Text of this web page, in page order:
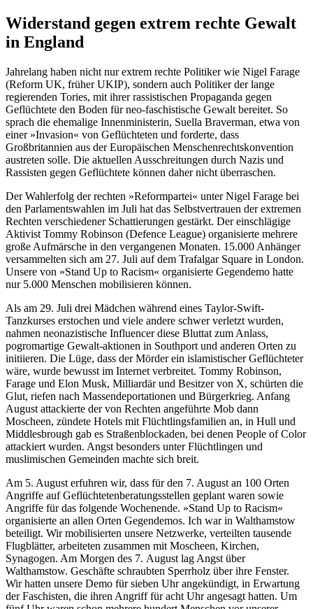
Widerstand gegen extrem rechte Gewalt
in England
Jahrelang haben nicht nur extrem rechte Politiker wie Nigel Farage
(Reform UK, früher UKIP), sondern auch Politiker der lange
regierenden Tories, mit ihrer rassistischen Propaganda gegen
Geflüchtete den Boden für neo-faschistische Gewalt bereitet. So
sprach die ehemalige Innenministerin, Suella Braverman, etwa von
einer »Invasion« von Geflüchteten und forderte, dass
Großbritannien aus der Europäischen Menschenrechtskonvention
austreten solle. Die aktuellen Ausschreitungen durch Nazis und
Rassisten gegen Geflüchtete können daher nicht überraschen.
Der Wahlerfolg der rechten »Reformpartei« unter Nigel Farage bei
den Parlamentswahlen im Juli hat das Selbstvertrauen der extremen
Rechten verschiedener Schattierungen gestärkt. Der einschlägige
Aktivist Tommy Robinson (Defence League) organisierte mehrere
große Aufmärsche in den vergangenen Monaten. 15.000 Anhänger
versammelten sich am 27. Juli auf dem Trafalgar Square in London.
Unsere von »Stand Up to Racism« organisierte Gegendemo hatte
nur 5.000 Menschen mobilisieren können.
Als am 29. Juli drei Mädchen während eines Taylor-Swift-
Tanzkurses erstochen und viele andere schwer verletzt wurden,
nahmen neonazistische Influencer diese Bluttat zum Anlass,
pogromartige Gewalt-aktionen in Southport und anderen Orten zu
initiieren. Die Lüge, dass der Mörder ein islamistischer Geflüchteter
wäre, wurde bewusst im Internet verbreitet. Tommy Robinson,
Farage und Elon Musk, Milliardär und Besitzer von X, schürten die
Glut, riefen nach Massendeportationen und Bürgerkrieg. Anfang
August attackierte der von Rechten angeführte Mob dann
Moscheen, zündete Hotels mit Flüchtlingsfamilien an, in Hull und
Middlesbrough gab es Straßenblockaden, bei denen People of Color
attackiert wurden. Angst besonders unter Flüchtlingen und
muslimischen Gemeinden machte sich breit.
Am 5. August erfuhren wir, dass für den 7. August an 100 Orten
Angriffe auf Geflüchtetenberatungsstellen geplant waren sowie
Angriffe für das folgende Wochenende. »Stand Up to Racism«
organisierte an allen Orten Gegendemos. Ich war in Walthamstow
beteiligt. Wir mobilisierten unsere Netzwerke, verteilten tausende
Flugblätter, arbeiteten zusammen mit Moscheen, Kirchen,
Synagogen. Am Morgen des 7. August lag Angst über
Walthamstow. Geschäfte schraubten Sperrholz über ihre Fenster.
Wir hatten unsere Demo für sieben Uhr angekündigt, in Erwartung
der Faschisten, die ihren Angriff für acht Uhr angesagt hatten. Um